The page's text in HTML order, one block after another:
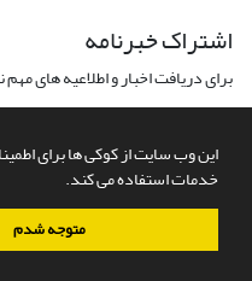
این وب سایت از کوکی ها برای
خدمات استفاده می کند.
متوجه شدم
اشتراک خبرنامه
برای دریافت اخبار و اطلاعیه های
سامانه مدیریت نشریات علمی.